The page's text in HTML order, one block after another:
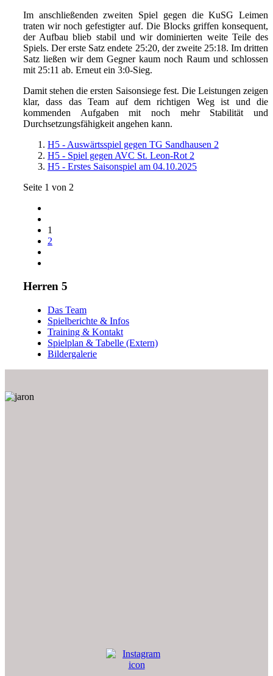
Im anschließenden zweiten Spiel gegen die KuSG Leimen
traten wir noch gefestigter auf. Die Blocks griffen konsequent,
der Aufbau blieb stabil und wir dominierten weite Teile des
Spiels. Der erste Satz endete 25:20, der zweite 25:18. Im dritten
Satz ließen wir dem Gegner kaum noch Raum und schlossen
mit 25:11 ab. Erneut ein 3:0-Sieg.
Damit stehen die ersten Saisonsiege fest. Die Leistungen zeigen
klar, dass das Team auf dem richtigen Weg ist und die
kommenden Aufgaben mit noch mehr Stabilität und
Durchsetzungsfähigkeit angehen kann.
H5 - Auswärtsspiel gegen TG Sandhausen 2
H5 - Spiel gegen AVC St. Leon-Rot 2
H5 - Erstes Saisonspiel am 04.10.2025
Seite 1 von 2
1
2
Herren 5
Das Team
Spielberichte & Infos
Training & Kontakt
Spielplan & Tabelle (Extern)
Bildergalerie